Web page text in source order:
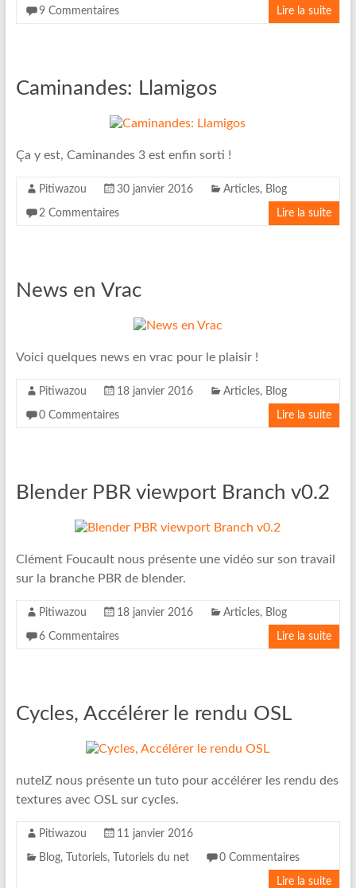
9 Commentaires Lire la suite
Caminandes: Llamigos
Ça y est, Caminandes 3 est enfin sorti !
Pitiwazou 30 janvier 2016 Articles, Blog
2 Commentaires Lire la suite
News en Vrac
Voici quelques news en vrac pour le plaisir !
Pitiwazou 18 janvier 2016 Articles, Blog
0 Commentaires Lire la suite
Blender PBR viewport Branch v0.2
Clément Foucault nous présente une vidéo sur son travail
sur la branche PBR de blender.
Pitiwazou 18 janvier 2016 Articles, Blog
6 Commentaires Lire la suite
Cycles, Accélérer le rendu OSL
nutelZ nous présente un tuto pour accélérer les rendu des
textures avec OSL sur cycles.
Pitiwazou 11 janvier 2016
Blog, Tutoriels, Tutoriels du net 0 Commentaires
Lire la suite